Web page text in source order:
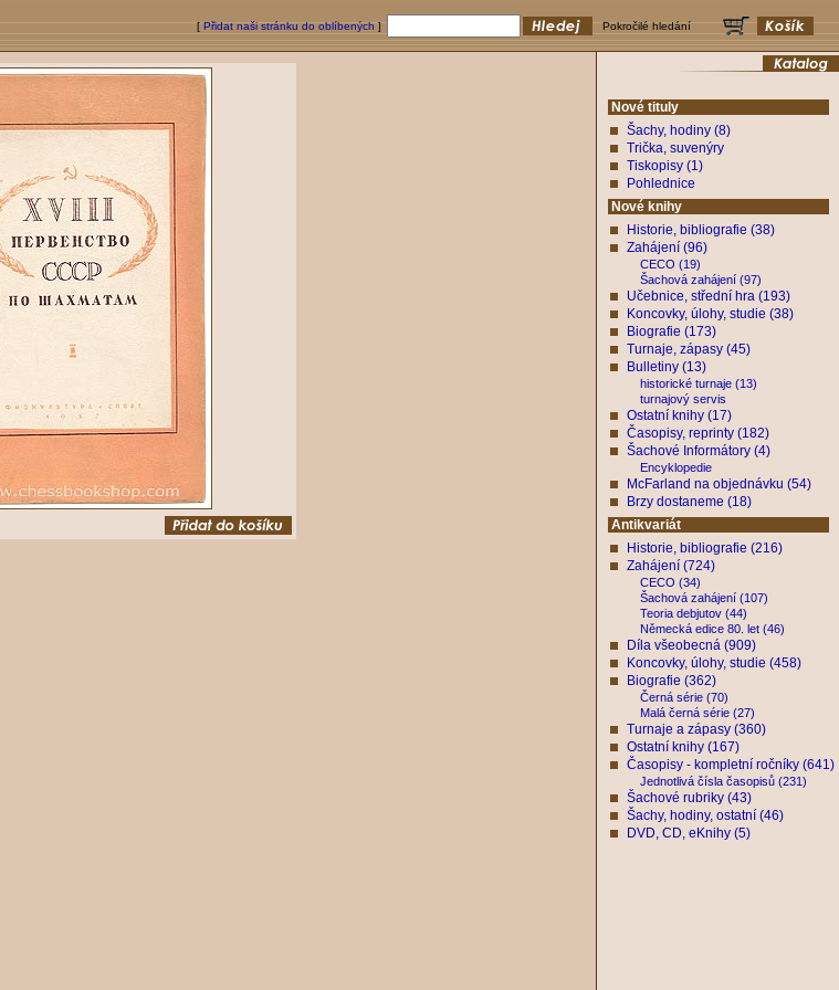
[ Přidat naši stránku do oblíbených ] Pokročilé hledání
Nové tituly
Šachy, hodiny (8)
Trička, suvenýry
Tiskopisy (1)
Pohlednice
Nové knihy
Historie, bibliografie (38)
Zahájení (96)
CECO (19)
Šachová zahájení (97)
Učebnice, střední hra (193)
Koncovky, úlohy, studie (38)
Biografie (173)
Turnaje, zápasy (45)
Bulletiny (13)
historické turnaje (13)
turnajový servis
Ostatní knihy (17)
Časopisy, reprinty (182)
Šachové Informátory (4)
Encyklopedie
McFarland na objednávku (54)
Brzy dostaneme (18)
Antikvariát
Historie, bibliografie (216)
Zahájení (724)
CECO (34)
Šachová zahájení (107)
Teoria debjutov (44)
Německá edice 80. let (46)
Díla všeobecná (909)
Koncovky, úlohy, studie (458)
Biografie (362)
Černá série (70)
Malá černá série (27)
Turnaje a zápasy (360)
Ostatní knihy (167)
Časopisy - kompletní ročníky (641)
Jednotlivá čísla časopisů (231)
Šachové rubriky (43)
Šachy, hodiny, ostatní (46)
DVD, CD, eKnihy (5)